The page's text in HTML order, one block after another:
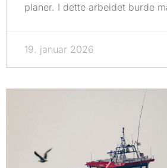
planer. I dette arbeidet burde
19. januar 2026